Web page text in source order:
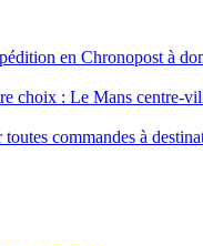
en Chronopost à
choix : Le Mans centre-
commandes à